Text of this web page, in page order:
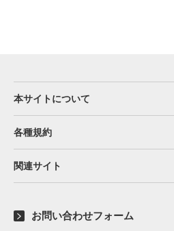
本サイトについて
各種規約
関連サイト
お問い合わせフォーム